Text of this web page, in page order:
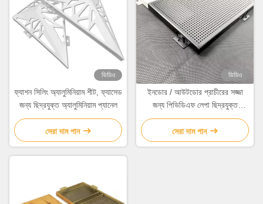
ভিডিও
ফ্যাশন সিলিং অ্যালুমিনিয়াম শীট, ফ্যাসেড
জন্য ছিদ্রযুক্ত অ্যালুমিনিয়াম প্যানেল
সেরা দাম পান
ভিডিও
ইনডোর / আউটডোর প্রাচীরের সজ্জা
জন্য পিভিডিএফ লেপা ছিদ্রযুক্ত
অ্যালুমিনিয়াম শীট
সেরা দাম পান